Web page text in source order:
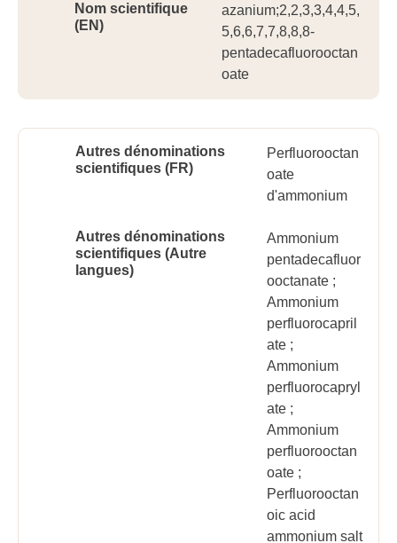
Nom scientifique
(EN)
azanium;2,2,3,3,4,4,5,
5,6,6,7,7,8,8,8-
pentadecafluorooctan
oate
Autres dénominations
scientifiques (FR)
Perfluorooctan
oate
d'ammonium
Autres dénominations
scientifiques (Autre
langues)
Ammonium
pentadecafluor
ooctanate ;
Ammonium
perfluorocapril
ate ;
Ammonium
perfluorocapryl
ate ;
Ammonium
perfluorooctan
oate ;
Perfluorooctan
oic acid
ammonium salt